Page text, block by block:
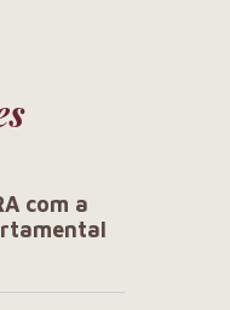
com a